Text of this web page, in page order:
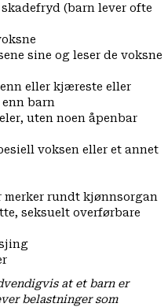
(barn lever ofte
sine og leser de voksne
eller kjæreste eller
barn
uten noen åpenbar
voksen eller et annet
merker rundt kjønnsorgan
seksuelt overførbare
at et barn er
belastninger som